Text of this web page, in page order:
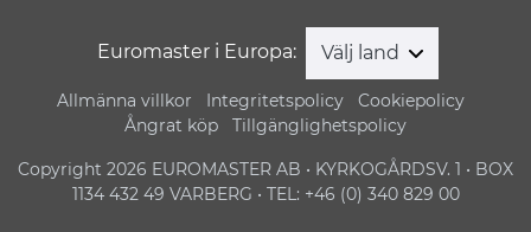
Euromaster i Europa: Välj land
Allmänna villkor Integritetspolicy
Cookiepolicy
Ångrat köp
Tillgänglighetspolicy
Copyright 2026 EUROMASTER AB • KYRKOGÅRDSV. 1 • BOX
1134 432 49 VARBERG • TEL: +46 (0) 340 829 00